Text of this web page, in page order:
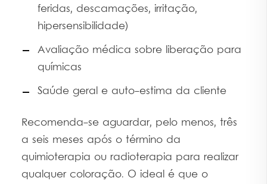
feridas, descamações, irritação,
hipersensibilidade)
Avaliação médica sobre liberação para
químicas
Saúde geral e auto-estima da cliente
Recomenda-se aguardar, pelo menos, três
a seis meses após o término da
quimioterapia ou radioterapia para realizar
qualquer coloração. O ideal é que o